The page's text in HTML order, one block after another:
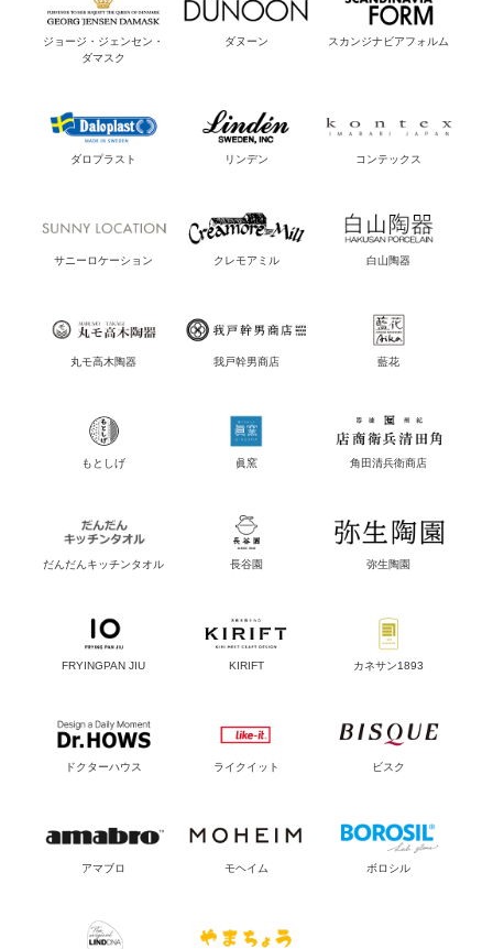
ジョージ・ジェンセン・
ダマスク
ダヌーン スカンジナビアフォルム
ダロプラスト リンデン コンテックス
サニーロケーション クレモアミル 白山陶器
丸モ高木陶器 我戸幹男商店 藍花
もとしげ 眞窯 角田清兵衛商店
だんだんキッチンタオル 長谷園 弥生陶園
FRYINGPAN JIU KIRIFT カネサン1893
ドクターハウス ライクイット ビスク
アマブロ モヘイム ボロシル